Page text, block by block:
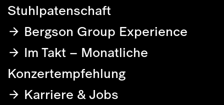
Stuhlpatenschaft
Bergson Group Experience
Im Takt – Monatliche
Konzertempfehlung
Karriere & Jobs